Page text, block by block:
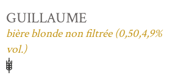
GUILLAUME
bière blonde non filtrée (0,50,4,9%
vol.)